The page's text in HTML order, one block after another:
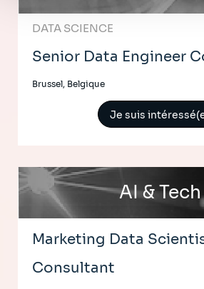
DATA SCIENCE
Senior Data Engineer
Brussel, Belgique
Je suis
AI & Tech
Marketing Data
Consultant